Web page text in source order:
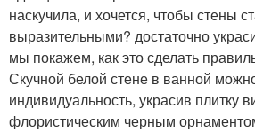
наскучила, и хочется, чтобы стены
выразительными? достаточно
мы покажем, как это сделать
Скучной белой стене в ванной
индивидуальность, украсив плитку
флористическим черным